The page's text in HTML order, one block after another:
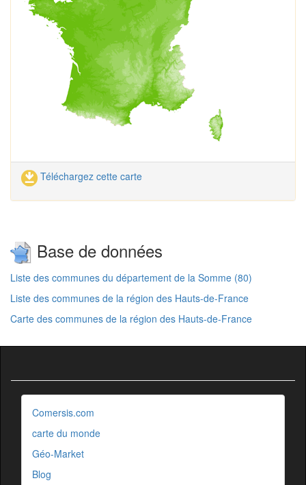
Téléchargez cette carte
Base de données
Liste des communes du département de la Somme (80)
Liste des communes de la région des Hauts-de-France
Carte des communes de la région des Hauts-de-France
Comersis.com
carte du monde
Géo-Market
Blog